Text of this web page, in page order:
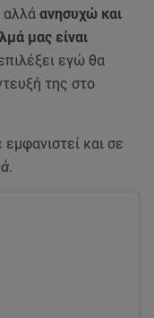
αλλά ανησυχώ και
μας είναι
εγώ θα
της στο
και σε
.